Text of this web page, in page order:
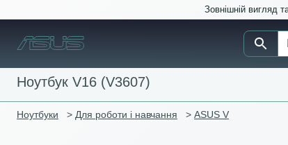
Зовнішній вигляд
Ноутбук V16 (V3607)
Ноутбуки > Для роботи і навчання > ASUS V